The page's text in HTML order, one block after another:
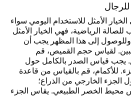
الأمثل للاستخدام اليومي سواء
للصالة الرياضية، فهي الخيار الأمثل
إلى هذا المظهر يجب أن
لقياس حجم القميص، قم
يجب قياس الصدر بالكامل حول
للأكمام، قم بالقياس من قاعدة
الجزء الخارجي من الذراع؛
محيط الخصر الطبيعي. يقاس الجزء